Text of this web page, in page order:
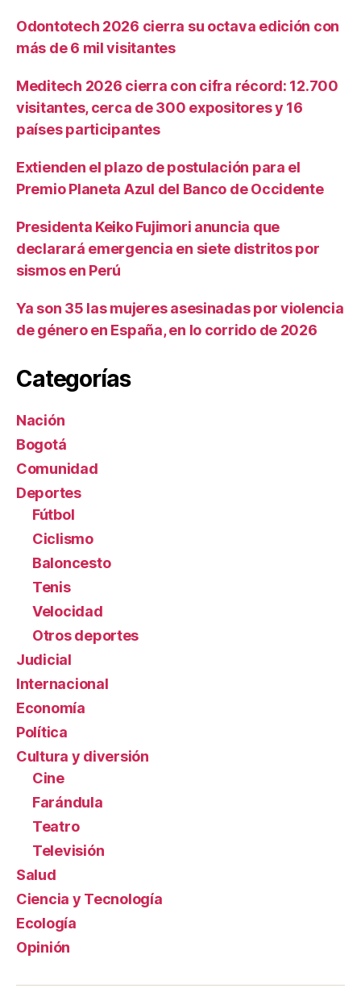
Odontotech 2026 cierra su octava edición con
más de 6 mil visitantes
Meditech 2026 cierra con cifra récord: 12.700
visitantes, cerca de 300 expositores y 16
países participantes
Extienden el plazo de postulación para el
Premio Planeta Azul del Banco de Occidente
Presidenta Keiko Fujimori anuncia que
declarará emergencia en siete distritos por
sismos en Perú
Ya son 35 las mujeres asesinadas por violencia
de género en España, en lo corrido de 2026
Categorías
Nación
Bogotá
Comunidad
Deportes
Fútbol
Ciclismo
Baloncesto
Tenis
Velocidad
Otros deportes
Judicial
Internacional
Economía
Política
Cultura y diversión
Cine
Farándula
Teatro
Televisión
Salud
Ciencia y Tecnología
Ecología
Opinión